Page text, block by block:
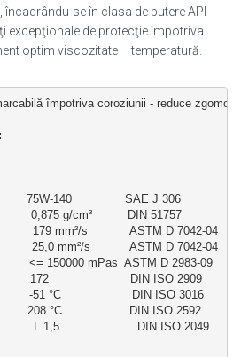
se în clasa de putere API
excepţionale de protecţie împotriva
optim viscozitate – temperatură.
împotriva coroziunii - reduce
75W-140               SAE J 306
0,875 g/cm³          DIN 51757
179 mm²/s            ASTM D 7042-04
25,0 mm²/s           ASTM D 7042-04
<= 150000 mPas  ASTM D 2983-09
172                       DIN ISO 2909
-51 °C                    DIN ISO 3016
208 °C                   DIN ISO 2592
L 1,5                      DIN ISO 2049